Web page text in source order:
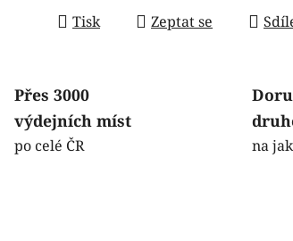
Tisk Zeptat se
Přes 3000
výdejních míst
po celé ČR na